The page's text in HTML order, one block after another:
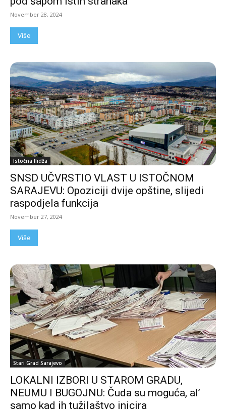
November 28, 2024
Više
Istočna Ilidža
SNSD UČVRSTIO VLAST U ISTOČNOM
SARAJEVU: Opoziciji dvije opštine, slijedi
raspodjela funkcija
November 27, 2024
Više
Stari Grad Sarajevo
LOKALNI IZBORI U STAROM GRADU,
NEUMU I BUGOJNU: Čuda su moguća, al’
samo kad ih tužilaštvo inicira